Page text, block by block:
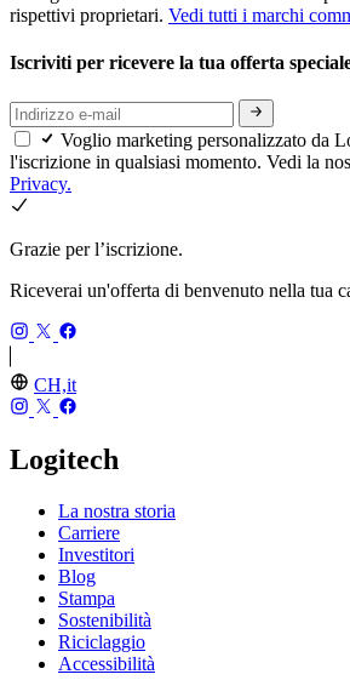
rispettivi proprietari. Vedi tutti i marchi
Iscriviti per ricevere la tua offerta
Voglio marketing personalizzato da
l'iscrizione in qualsiasi momento. Vedi la
Privacy.
Grazie per l’iscrizione.
Riceverai un'offerta di benvenuto nella tua
CH,it
Logitech
La nostra storia
Carriere
Investitori
Blog
Stampa
Sostenibilità
Riciclaggio
Accessibilità